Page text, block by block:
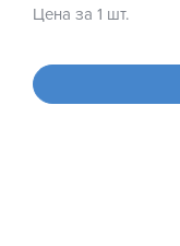
Цена за 1 шт.